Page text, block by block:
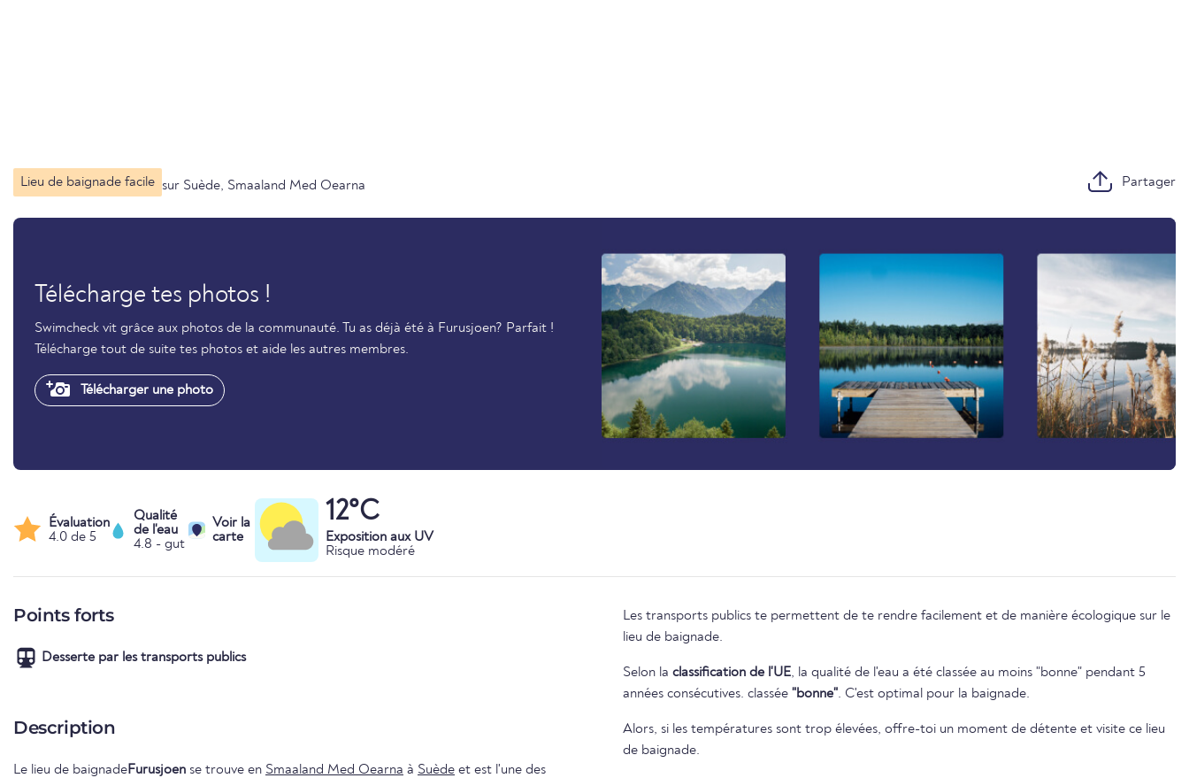
Lieu de baignade facile sur Suède, Smaaland Med Oearna Partager
Télécharge tes photos !
Swimcheck vit grâce aux photos de la communauté. Tu as déjà été à Furusjoen? Parfait !
Télécharge tout de suite tes photos et aide les autres membres.
Télécharger une photo
Évaluation
4.0 de 5
Qualité
de l'eau
4.8 - gut
Voir la
carte
12°C
Exposition aux UV
Risque modéré
Points forts
Desserte par les transports publics
Description
Le lieu de baignadeFurusjoen se trouve en Smaaland Med Oearna à Suède et est l'une des
Les transports publics te permettent de te rendre facilement et de manière écologique sur le
lieu de baignade.
Selon la classification de l'UE, la qualité de l'eau a été classée au moins "bonne" pendant 5
années consécutives. classée "bonne". C'est optimal pour la baignade.
Alors, si les températures sont trop élevées, offre-toi un moment de détente et visite ce lieu
de baignade.